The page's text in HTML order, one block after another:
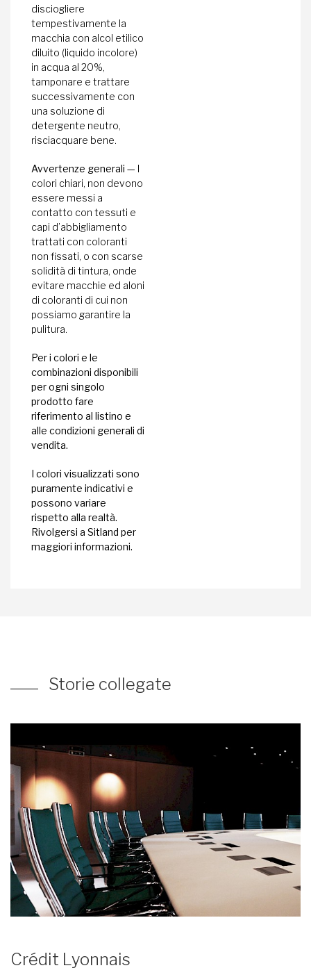
disciogliere
tempestivamente la
macchia con alcol etilico
diluito (liquido incolore)
in acqua al 20%,
tamponare e trattare
successivamente con
una soluzione di
detergente neutro,
risciacquare bene.
Avvertenze generali — I
colori chiari, non devono
essere messi a
contatto con tessuti e
capi d’abbigliamento
trattati con coloranti
non fissati, o con scarse
solidità di tintura, onde
evitare macchie ed aloni
di coloranti di cui non
possiamo garantire la
pulitura.
Per i colori e le
combinazioni disponibili
per ogni singolo
prodotto fare
riferimento al listino e
alle condizioni generali di
vendita.
I colori visualizzati sono
puramente indicativi e
possono variare
rispetto alla realtà.
Rivolgersi a Sitland per
maggiori informazioni.
Storie collegate
Crédit Lyonnais